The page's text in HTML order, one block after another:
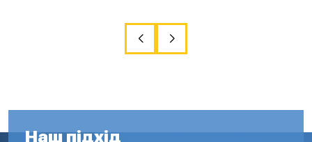
Наш підхід